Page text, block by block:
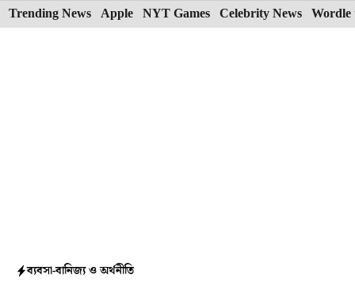
Skip
to
Trending News Apple NYT Games Celebrity News Wordle
ব্যবসা-বানিজ্য ও অর্থনীতি